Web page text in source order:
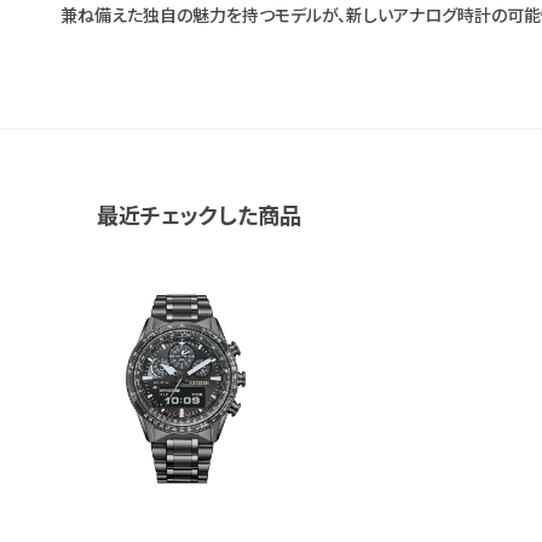
兼ね備えた独自の魅力を持つモデルが、新しいアナログ時計の可能
最近チェックした商品